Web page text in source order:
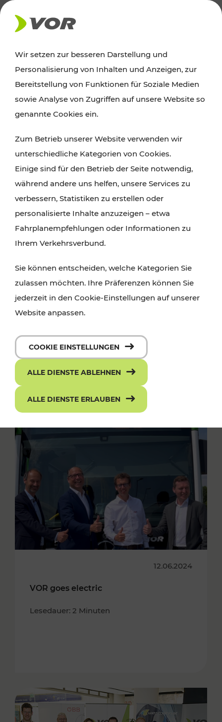
AKTUELLES
News
Alle wichtigen Meldungen zu Fahrplanänderungen,
finden Sie hier im Überblick.
12.06.2024
VOR goes electric
Lesedauer: 2 Minuten
Wir setzen zur besseren Darstellung und
Personalisierung von Inhalten und Anzeigen, zur
Bereitstellung von Funktionen für Soziale Medien
sowie Analyse von Zugriffen auf unsere Website so
genannte Cookies ein.
Zum Betrieb unserer Website verwenden wir
unterschiedliche Kategorien von Cookies.
Einige sind für den Betrieb der Seite notwendig,
während andere uns helfen, unsere Services zu
verbessern, Statistiken zu erstellen oder
personalisierte Inhalte anzuzeigen – etwa
Fahrplanempfehlungen oder Informationen zu
Ihrem Verkehrsverbund.
Sie können entscheiden, welche Kategorien Sie
zulassen möchten. Ihre Präferenzen können Sie
jederzeit in den Cookie-Einstellungen auf unserer
Website anpassen.
COOKIE EINSTELLUNGEN
ALLE DIENSTE ABLEHNEN
ALLE DIENSTE ERLAUBEN